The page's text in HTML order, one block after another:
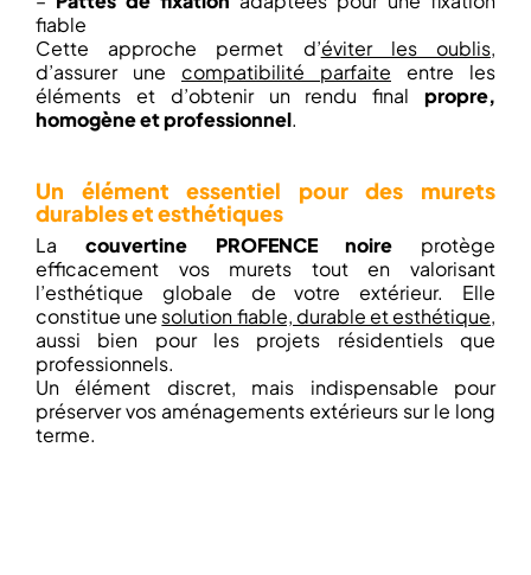
fiable
Cette approche permet d’éviter les oublis,
d’assurer une compatibilité parfaite entre les
éléments et d’obtenir un rendu final propre,
homogène et professionnel.
Un élément essentiel pour des murets
durables et esthétiques
La couvertine PROFENCE noire protège
efficacement vos murets tout en valorisant
l’esthétique globale de votre extérieur. Elle
constitue une solution fiable, durable et esthétique,
aussi bien pour les projets résidentiels que
professionnels.
Un élément discret, mais indispensable pour
préserver vos aménagements extérieurs sur le long
terme.